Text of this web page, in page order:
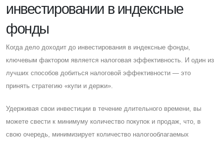
инвестировании в индексные
фонды
Когда дело доходит до инвестирования в индексные фонды,
ключевым фактором является налоговая эффективность. И один из
лучших способов добиться налоговой эффективности — это
принять стратегию «купи и держи».
Удерживая свои инвестиции в течение длительного времени, вы
можете свести к минимуму количество покупок и продаж, что, в
свою очередь, минимизирует количество налогооблагаемых